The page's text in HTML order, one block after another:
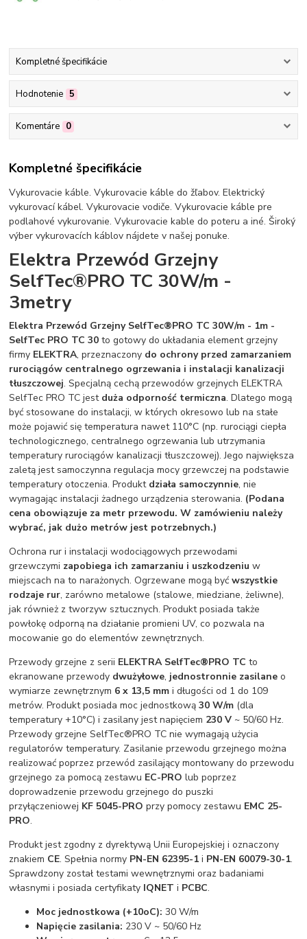
Kompletné špecifikácie
Hodnotenie 5
Komentáre 0
Kompletné špecifikácie
Vykurovacie káble. Vykurovacie káble do žľabov. Elektrický
vykurovací kábel. Vykurovacie vodiče. Vykurovacie káble pre
podlahové vykurovanie. Vykurovacie kable do poteru a iné. Široký
výber vykurovacích káblov nájdete v našej ponuke.
Elektra Przewód Grzejny
SelfTec®PRO TC 30W/m -
3metry
Elektra Przewód Grzejny SelfTec®PRO TC 30W/m - 1m -
SelfTec PRO TC 30 to gotowy do układania element grzejny
firmy ELEKTRA, przeznaczony do ochrony przed zamarzaniem
rurociągów centralnego ogrzewania i instalacji kanalizacji
tłuszczowej. Specjalną cechą przewodów grzejnych ELEKTRA
SelfTec PRO TC jest duża odporność termiczna. Dlatego mogą
być stosowane do instalacji, w których okresowo lub na stałe
może pojawić się temperatura nawet 110°C (np. rurociągi ciepła
technologicznego, centralnego ogrzewania lub utrzymania
temperatury rurociągów kanalizacji tłuszczowej). Jego największa
zaletą jest samoczynna regulacja mocy grzewczej na podstawie
temperatury otoczenia. Produkt działa samoczynnie, nie
wymagając instalacji żadnego urządzenia sterowania. (Podana
cena obowiązuje za metr przewodu. W zamówieniu należy
wybrać, jak dużo metrów jest potrzebnych.)
Ochrona rur i instalacji wodociągowych przewodami
grzewczymi zapobiega ich zamarzaniu i uszkodzeniu w
miejscach na to narażonych. Ogrzewane mogą byćwszystkie
rodzaje rur, zarówno metalowe (stalowe, miedziane, żeliwne),
jak również z tworzyw sztucznych. Produkt posiada także
powłokę odporną na działanie promieni UV, co pozwala na
mocowanie go do elementów zewnętrznych.
Przewody grzejne z serii ELEKTRA SelfTec®PRO TC to
ekranowane przewody dwużyłowe, jednostronnie zasilane o
wymiarze zewnętrznym 6 x 13,5 mm i długości od 1 do 109
metrów. Produkt posiada moc jednostkową30 W/m (dla
temperatury +10°C) i zasilany jest napięciem 230 V ~ 50/60 Hz.
Przewody grzejne SelfTec®PRO TC nie wymagają użycia
regulatorów temperatury. Zasilanie przewodu grzejnego można
realizować poprzez przewód zasilający montowany do przewodu
grzejnego za pomocą zestawu EC-PRO lub poprzez
doprowadzenie przewodu grzejnego do puszki
przyłączeniowej KF 5045-PRO przy pomocy zestawu EMC 25-
PRO.
Produkt jest zgodny z dyrektywą Unii Europejskiej i oznaczony
znakiem CE. Spełnia normy PN-EN 62395-1 i PN-EN 60079-30-1.
Sprawdzony został testami wewnętrznymi oraz badaniami
własnymi i posiada certyfikaty IQNET i PCBC.
Moc jednostkowa (+10oC): 30 W/m
Napięcie zasilania: 230 V ~ 50/60 Hz